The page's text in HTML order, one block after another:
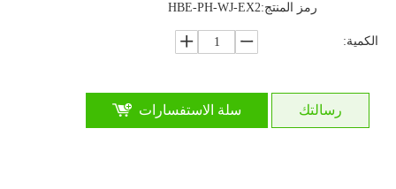
رمز المنتج:HBE-PH-WJ-EX2
الكمية:
رسالتك سلة الاستفسارات